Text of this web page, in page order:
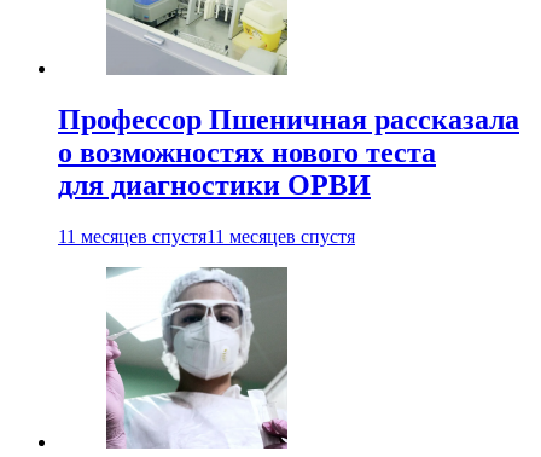
Профессор Пшеничная рассказала
о возможностях нового теста
для диагностики ОРВИ
11 месяцев спустя11 месяцев спустя